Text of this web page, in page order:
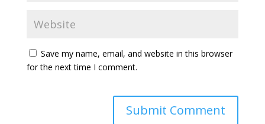
Save my name, email, and website in this browser
for the next time I comment.